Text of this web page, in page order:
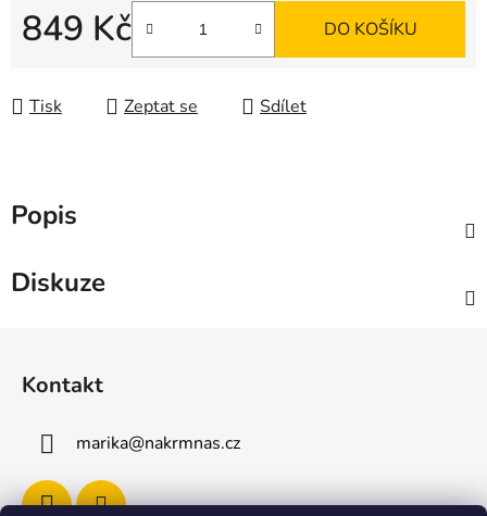
849 Kč DO KOŠÍKU
Tisk Zeptat se Sdílet
Popis
Diskuze
Kontakt
marika@nakrmnas.cz